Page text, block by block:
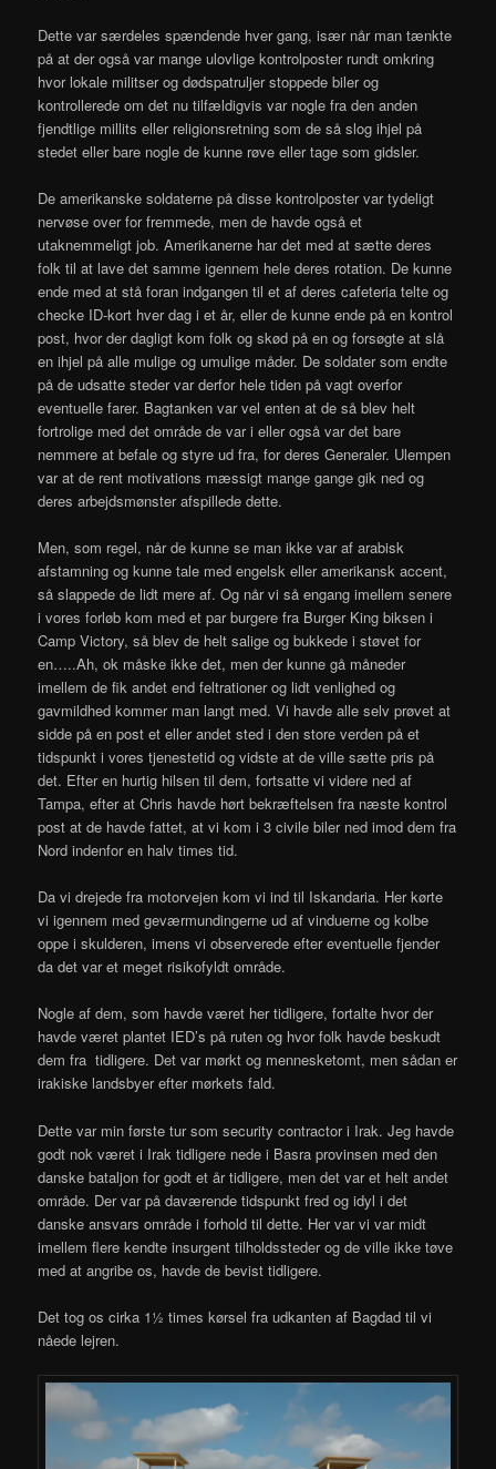
Dette var særdeles spændende hver gang, især når man tænkte
på at der også var mange ulovlige kontrolposter rundt omkring
hvor lokale militser og dødspatruljer stoppede biler og
kontrollerede om det nu tilfældigvis var nogle fra den anden
fjendtlige millits eller religionsretning som de så slog ihjel på
stedet eller bare nogle de kunne røve eller tage som gidsler.
De amerikanske soldaterne på disse kontrolposter var tydeligt
nervøse over for fremmede, men de havde også et
utaknemmeligt job. Amerikanerne har det med at sætte deres
folk til at lave det samme igennem hele deres rotation. De kunne
ende med at stå foran indgangen til et af deres cafeteria telte og
checke ID-kort hver dag i et år, eller de kunne ende på en kontrol
post, hvor der dagligt kom folk og skød på en og forsøgte at slå
en ihjel på alle mulige og umulige måder. De soldater som endte
på de udsatte steder var derfor hele tiden på vagt overfor
eventuelle farer. Bagtanken var vel enten at de så blev helt
fortrolige med det område de var i eller også var det bare
nemmere at befale og styre ud fra, for deres Generaler. Ulempen
var at de rent motivations mæssigt mange gange gik ned og
deres arbejdsmønster afspillede dette.
Men, som regel, når de kunne se man ikke var af arabisk
afstamning og kunne tale med engelsk eller amerikansk accent,
så slappede de lidt mere af. Og når vi så engang imellem senere
i vores forløb kom med et par burgere fra Burger King biksen i
Camp Victory, så blev de helt salige og bukkede i støvet for
en…..Ah, ok måske ikke det, men der kunne gå måneder
imellem de fik andet end feltrationer og lidt venlighed og
gavmildhed kommer man langt med. Vi havde alle selv prøvet at
sidde på en post et eller andet sted i den store verden på et
tidspunkt i vores tjenestetid og vidste at de ville sætte pris på
det. Efter en hurtig hilsen til dem, fortsatte vi videre ned af
Tampa, efter at Chris havde hørt bekræftelsen fra næste kontrol
post at de havde fattet, at vi kom i 3 civile biler ned imod dem fra
Nord indenfor en halv times tid.
Da vi drejede fra motorvejen kom vi ind til Iskandaria. Her kørte
vi igennem med geværmundingerne ud af vinduerne og kolbe
oppe i skulderen, imens vi observerede efter eventuelle fjender
da det var et meget risikofyldt område.
Nogle af dem, som havde været her tidligere, fortalte hvor der
havde været plantet IED’s på ruten og hvor folk havde beskudt
dem fra tidligere. Det var mørkt og mennesketomt, men sådan er
irakiske landsbyer efter mørkets fald.
Dette var min første tur som security contractor i Irak. Jeg havde
godt nok været i Irak tidligere nede i Basra provinsen med den
danske bataljon for godt et år tidligere, men det var et helt andet
område. Der var på daværende tidspunkt fred og idyl i det
danske ansvars område i forhold til dette. Her var vi var midt
imellem flere kendte insurgent tilholdssteder og de ville ikke tøve
med at angribe os, havde de bevist tidligere.
Det tog os cirka 1½ times kørsel fra udkanten af Bagdad til vi
nåede lejren.